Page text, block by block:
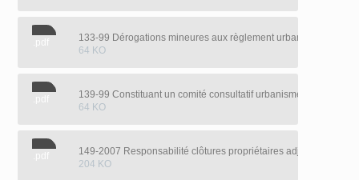
.pdf
133-99 Dérogations mineures aux règlement urbanisme.pdf
64 KO
.pdf
139-99 Constituant un comité consultatif urbanisme.pdf
64 KO
.pdf
149-2007 Responsabilité clôtures propriétaires adjacents.pdf
204 KO